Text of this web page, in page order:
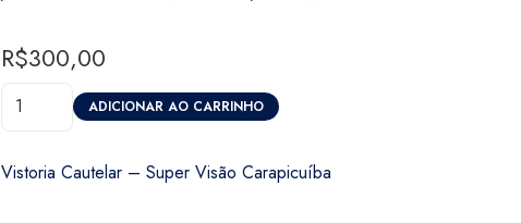
R$300,00
Vistoria
ADICIONAR AO CARRINHO
Vistoria Cautelar – Super Visão Carapicuíba